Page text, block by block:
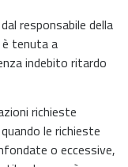
responsabile della
tenuta a
indebito ritardo
richieste
le richieste
o eccessive,